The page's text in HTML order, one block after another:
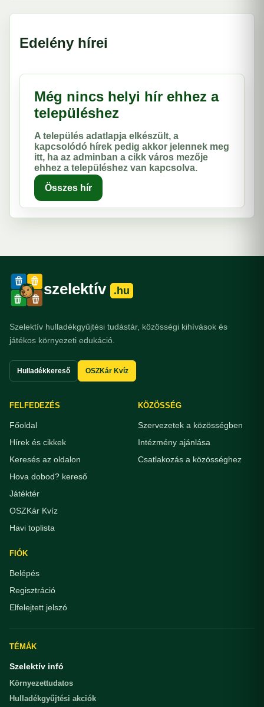
Edelény hírei
Még nincs helyi hír ehhez a
településhez
A település adatlapja elkészült, a
kapcsolódó hírek pedig akkor jelennek meg
itt, ha az adminban a cikk város mezője
ehhez a településhez van kapcsolva.
Összes hír
szelektív .hu
Szelektív hulladékgyűjtési tudástár, közösségi kihívások és
játékos környezeti edukáció.
Hulladékkereső OSZKár Kvíz
FELFEDEZÉS
Főoldal
Hírek és cikkek
Keresés az oldalon
Hova dobod? kereső
Játéktér
OSZKár Kvíz
Havi toplista
KÖZÖSSÉG
Szervezetek a közösségben
Intézmény ajánlása
Csatlakozás a közösséghez
FIÓK
Belépés
Regisztráció
Elfelejtett jelszó
TÉMÁK
Szelektív infó
Környezettudatos
Hulladékgyűjtési akciók